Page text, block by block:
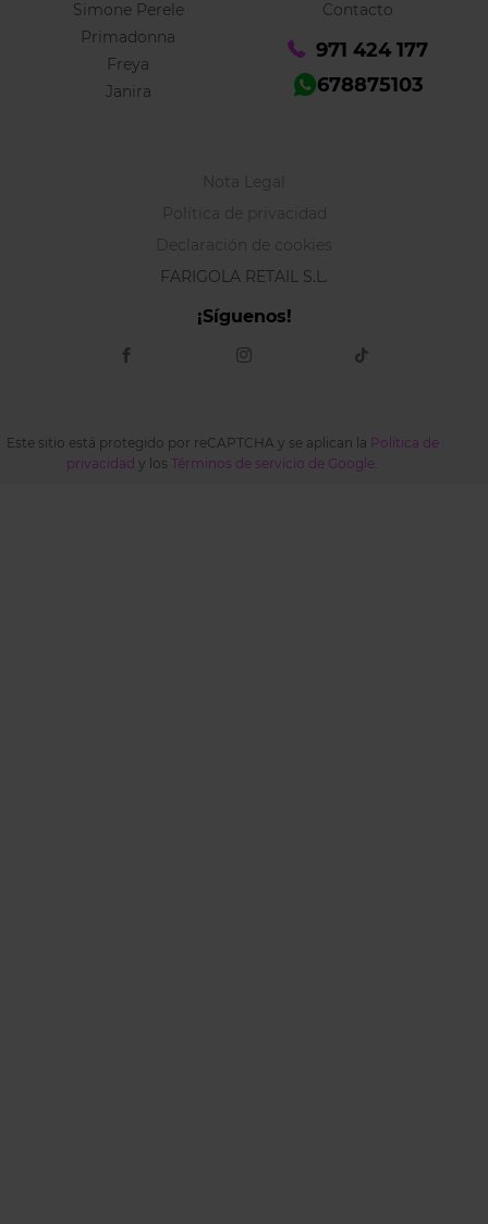
Simone Perele
Primadonna
Freya
Janira
Contacto
971 424 177
678875103
Nota Legal
Política de privacidad
Declaración de cookies
FARIGOLA RETAIL S.L.
¡Síguenos!
Este sitio está protegido por reCAPTCHA y se aplican la Política de
privacidad y los Términos de servicio de Google